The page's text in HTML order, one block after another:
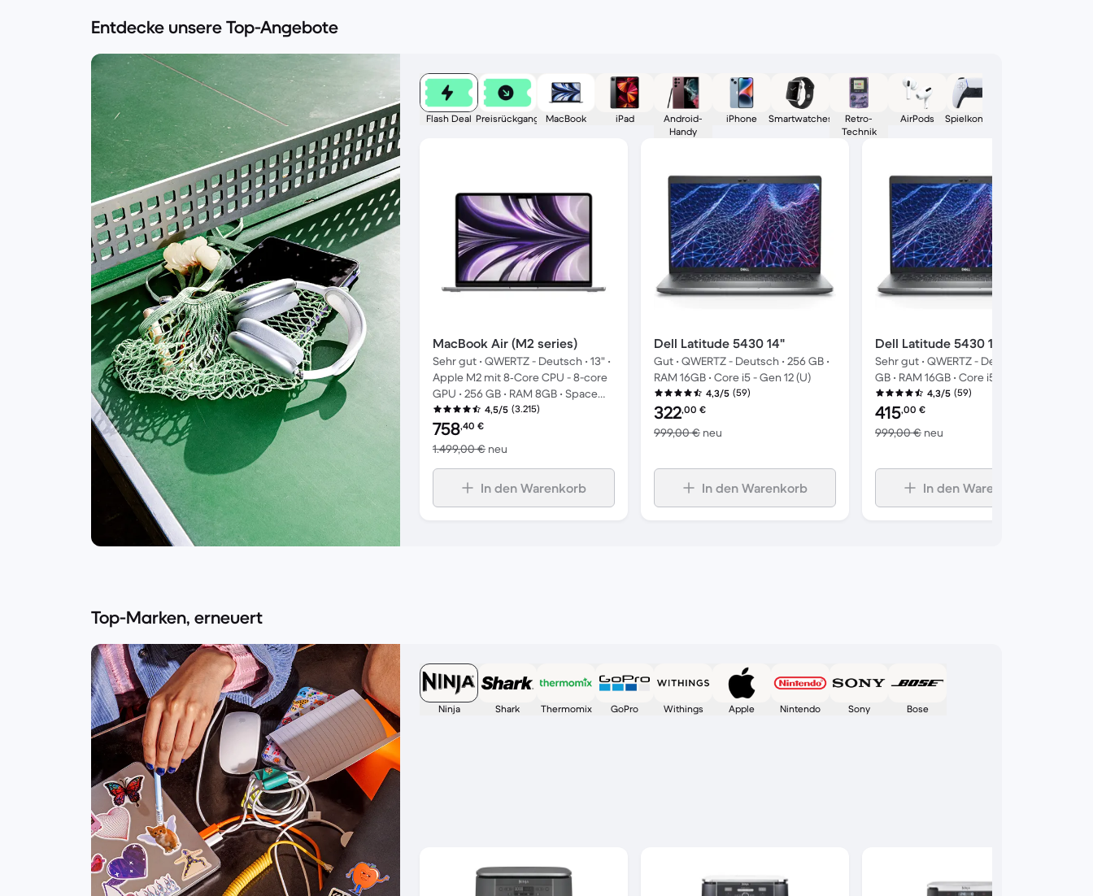
Entdecke unsere Top-Angebote
Flash Deal Preisrückgang MacBook iPad
Android-
Handy
iPhone Smartwatches
Retro-
Technik
AirPods Spielkonsolen
MacBook Air (M2 series)
Sehr gut • QWERTZ - Deutsch • 13" •
Apple M2 mit 8‑Core CPU - 8-core
GPU • 256 GB • RAM 8GB • Space
Grau
4,5/5 (3.215)
Preis des erneuerten Produkts:
758,40 €
1.499,00 € neu
In den Warenkorb
Dell Latitude 5430 14"
Gut • QWERTZ - Deutsch • 256 GB •
RAM 16GB • Core i5 - Gen 12 (U)
4,3/5 (59)
Preis des erneuerten Produkts:
322,00 €
999,00 € neu Im Vergleich zum Neupreis von 999,00 €
In den Warenkorb
Dell Latitude 5430 14"
Sehr gut • QWERTZ - Deutsch • 256
GB • RAM 16GB • Core i5 - Gen 12 (U)
4,3/5 (59)
Preis des erneuerten Produkts:
415,00 €
999,00 € neu
In den Warenkorb
Top-Marken, erneuert
Ninja Shark Thermomix GoPro Withings Apple Nintendo Sony Bose